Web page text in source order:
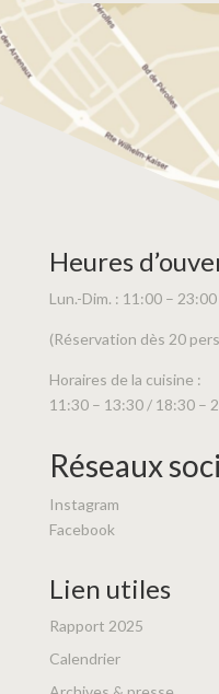
Heures
Lun.-Dim. : 11:00 – 23:00
(Réservation dès 20
Horaires de la cuisine :
11:30 – 13:30 / 18:30 –
Réseaux
Instagram
Facebook
Lien utiles
Rapport 2025
Calendrier